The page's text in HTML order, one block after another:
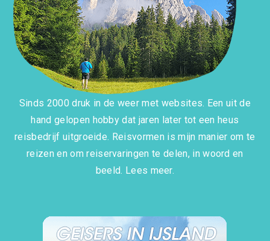
Sinds 2000 druk in de weer met websites. Een uit de
hand gelopen hobby dat jaren later tot een heus
reisbedrijf uitgroeide. Reisvormen is mijn manier om te
reizen en om reiservaringen te delen, in woord en
beeld. Lees meer.